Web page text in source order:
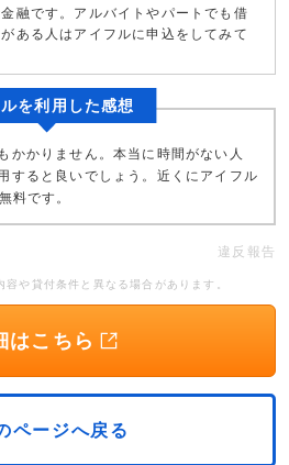
融です。アルバイトやパートでも借
ある人はアイフルに申込をしてみて
を利用した感想
かかりません。本当に時間がない人
すると良いでしょう。近くにアイフル
料です。
違反報告
や貸付条件と異なる場合があります。
はこちら
ページへ戻る